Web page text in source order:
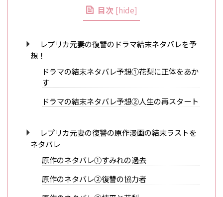
目次 [hide]
レプリカ元妻の復讐のドラマ結末ネタバレを予
想！
ドラマの結末ネタバレ予想①花梨に正体をあか
す
ドラマの結末ネタバレ予想②人生の再スタート
レプリカ元妻の復讐の原作漫画の結末ラストを
ネタバレ
原作のネタバレ①すみれの過去
原作のネタバレ②復讐の協力者